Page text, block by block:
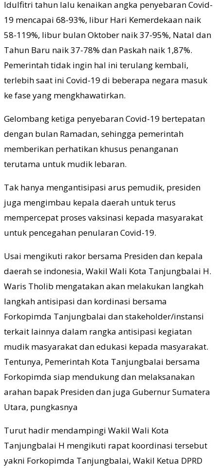
Idulfitri tahun lalu kenaikan angka penyebaran Covid-
19 mencapai 68-93%, libur Hari Kemerdekaan naik
58-119%, libur bulan Oktober naik 37-95%, Natal dan
Tahun Baru naik 37-78% dan Paskah naik 1,87%.
Pemerintah tidak ingin hal ini terulang kembali,
terlebih saat ini Covid-19 di beberapa negara masuk
ke fase yang mengkhawatirkan.
Gelombang ketiga penyebaran Covid-19 bertepatan
dengan bulan Ramadan, sehingga pemerintah
memberikan perhatikan khusus penanganan
terutama untuk mudik lebaran.
Tak hanya mengantisipasi arus pemudik, presiden
juga mengimbau kepala daerah untuk terus
mempercepat proses vaksinasi kepada masyarakat
untuk pencegahan penularan Covid-19.
Usai mengikuti rakor bersama Presiden dan kepala
daerah se indonesia, Wakil Wali Kota Tanjungbalai H.
Waris Tholib mengatakan akan melakukan langkah
langkah antisipasi dan kordinasi bersama
Forkopimda Tanjungbalai dan stakeholder/instansi
terkait lainnya dalam rangka antisipasi kegiatan
mudik masyarakat dan edukasi kepada masyarakat.
Tentunya, Pemerintah Kota Tanjungbalai bersama
Forkopimda siap mendukung dan melaksanakan
arahan bapak Presiden dan juga Gubernur Sumatera
Utara, pungkasnya
Turut hadir mendampingi Wakil Wali Kota
Tanjungbalai H mengikuti rapat koordinasi tersebut
yakni Forkopimda Tanjungbalai, Wakil Ketua DPRD